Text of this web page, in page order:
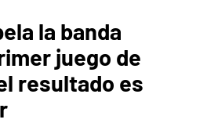
la banda
juego de
resultado es